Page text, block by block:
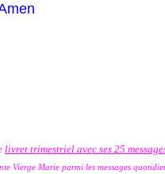
livret trimestriel avec ses 25
Vierge Marie parmi les messages